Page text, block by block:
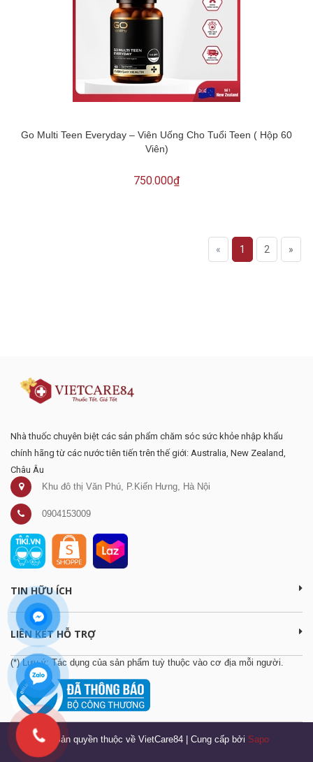
Go Multi Teen Everyday – Viên Uống Cho Tuổi Teen ( Hộp 60
Viên)
750.000₫
« 1 2 »
Nhà thuốc chuyên biệt các sản phẩm chăm sóc sức khỏe nhập khẩu
chính hãng từ các nước tiên tiến trên thế giới: Australia, New Zealand,
Châu Âu
Khu đô thị Văn Phú, P.Kiến Hưng, Hà Nội
0904153009
TIN HỮU ÍCH
LIÊN KẾT HỖ TRỢ
(*) Lưu ý: Tác dụng của sản phẩm tuỳ thuộc vào cơ địa mỗi người.
© Bản quyền thuộc về VietCare84 Cung cấp bởi Sapo